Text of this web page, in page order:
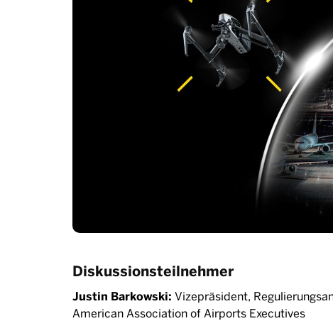
Diskussionsteilnehmer
Justin Barkowski: Vizepräsident,
American Association of Airports Executives